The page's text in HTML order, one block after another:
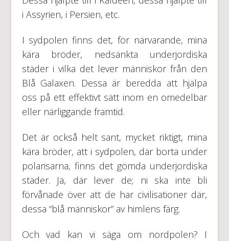
i Assyrien, i Persien, etc.
I sydpolen finns det, för närvarande, mina
kära bröder, nedsänkta underjordiska
städer i vilka det lever människor från den
Blå Galaxen. Dessa är beredda att hjälpa
oss på ett effektivt sätt inom en omedelbar
eller närliggande framtid.
Det är också helt sant, mycket riktigt, mina
kära bröder, att i sydpolen, där borta under
polarisarna, finns det gömda underjordiska
städer. Ja, där lever de; ni ska inte bli
förvånade över att de har civilisationer där,
dessa “blå människor” av himlens färg.
Och vad kan vi säga om nordpolen? I